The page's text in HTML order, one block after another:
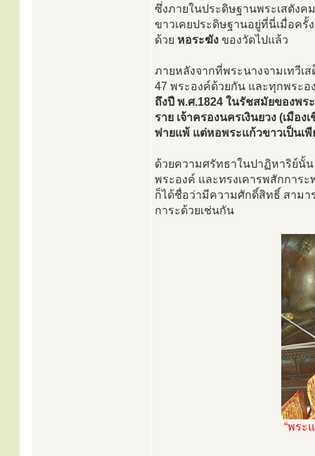
ซึ่งภายในประดิษฐานพระเสตัง
ขาวเคยประดิษฐานอยู่ที่นี่เมื่อค
ด้วย หอระฆัง ของวัดไปแล้ว
ภายหลังจากที่พระนางจามเทวี
47 พระองค์ด้วยกัน และทุกพระ
ถึงปี พ.ศ.1824 ในรัชสมัยของพ
ราย เจ้าครองนครเงินยวง (เมือ
พ่ายแพ้ แต่หอพระแก้วขาวเป็นเ
ด้วยความศรัทธาในปาฏิหาริย์นั้
พระองค์ และทรงเคารพสักการ
ก็ได้ชื่อว่ามีความศักดิ์สิทธิ์ สาม
การะด้วยเช่นกัน
“พระ